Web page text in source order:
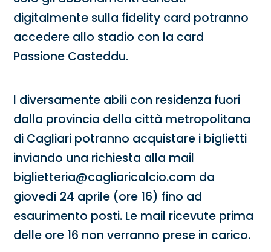
digitalmente sulla fidelity card potranno
accedere allo stadio con la card
Passione Casteddu.
I diversamente abili con residenza fuori
dalla provincia della città metropolitana
di Cagliari potranno acquistare i biglietti
inviando una richiesta alla mail
biglietteria@cagliaricalcio.com da
giovedì 24 aprile (ore 16) fino ad
esaurimento posti. Le mail ricevute prima
delle ore 16 non verranno prese in carico.